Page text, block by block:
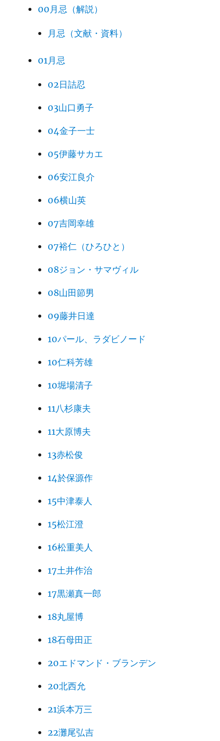
00月忌（解説）
月忌（文献・資料）
01月忌
02日詰忍
03山口勇子
04金子一士
05伊藤サカエ
06安江良介
06横山英
07吉岡幸雄
07裕仁（ひろひと）
08ジョン・サマヴィル
08山田節男
09藤井日達
10パール、ラダビノード
10仁科芳雄
10堀場清子
11八杉康夫
11大原博夫
13赤松俊
14於保源作
15中津泰人
15松江澄
16松重美人
17土井作治
17黒瀬真一郎
18丸屋博
18石母田正
20エドマンド・ブランデン
20北西允
21浜本万三
22灘尾弘吉